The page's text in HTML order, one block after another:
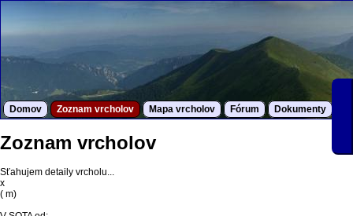
Domov Zoznam vrcholov Mapa vrcholov Fórum Dokumenty
Zoznam vrcholov
Sťahujem detaily vrcholu...
x
( m)